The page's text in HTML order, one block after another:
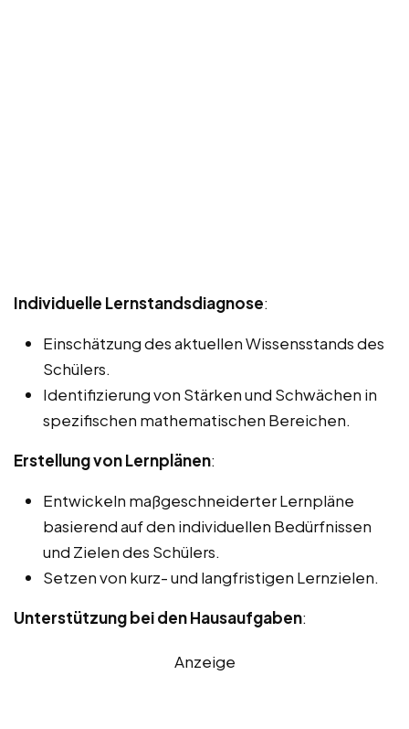
Individuelle Lernstandsdiagnose:
Einschätzung des aktuellen Wissensstands des
Schülers.
Identifizierung von Stärken und Schwächen in
spezifischen mathematischen Bereichen.
Erstellung von Lernplänen:
Entwickeln maßgeschneiderter Lernpläne
basierend auf den individuellen Bedürfnissen
und Zielen des Schülers.
Setzen von kurz- und langfristigen Lernzielen.
Unterstützung bei den Hausaufgaben:
Anzeige